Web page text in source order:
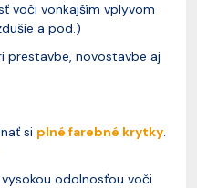
voči vonkajším vplyvom
a pod.)
prestavbe, novostavbe aj
si plné farebné krytky.
odolnosťou voči